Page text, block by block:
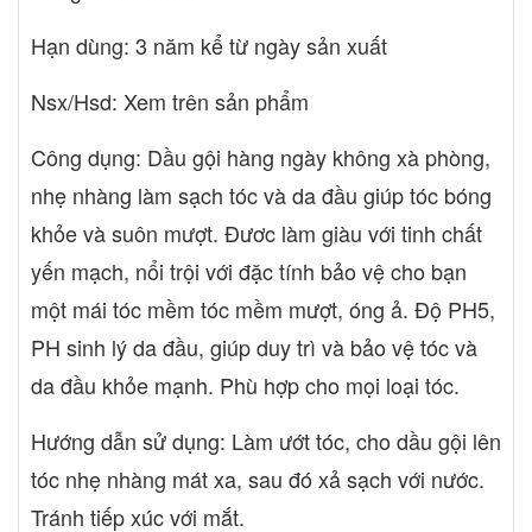
Hạn dùng: 3 năm kể từ ngày sản xuất
Nsx/Hsd: Xem trên sản phẩm
Công dụng: Dầu gội hàng ngày không xà phòng,
nhẹ nhàng làm sạch tóc và da đầu giúp tóc bóng
khỏe và suôn mượt. Đươc làm giàu với tinh chất
yến mạch, nổi trội với đặc tính bảo vệ cho bạn
một mái tóc mềm tóc mềm mượt, óng ả. Độ PH5,
PH sinh lý da đầu, giúp duy trì và bảo vệ tóc và
da đầu khỏe mạnh. Phù hợp cho mọi loại tóc.
Hướng dẫn sử dụng: Làm ướt tóc, cho dầu gội lên
tóc nhẹ nhàng mát xa, sau đó xả sạch với nước.
Tránh tiếp xúc với mắt.